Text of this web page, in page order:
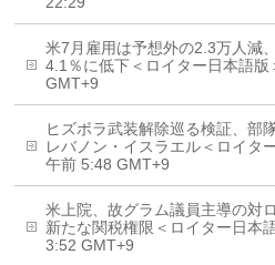
米7月雇用は予想外の2.3万人
4.1％に低下＜ロイター日本語
GMT+9
ヒズボラ武装解除巡る検証、部
レバノン・イスラエル＜ロイタ
午前 5:48 GMT+9
米上院、故グラム議員主導の
新たな関税権限＜ロイター日本
3:52 GMT+9